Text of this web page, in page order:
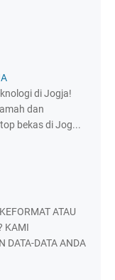
di Jogja!
dan
bekas di Jog...
ATAU
KAMI
DATA-DATA ANDA